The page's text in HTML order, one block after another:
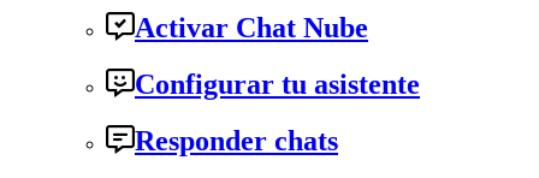
Activar Chat Nube
Configurar tu asistente
Responder chats